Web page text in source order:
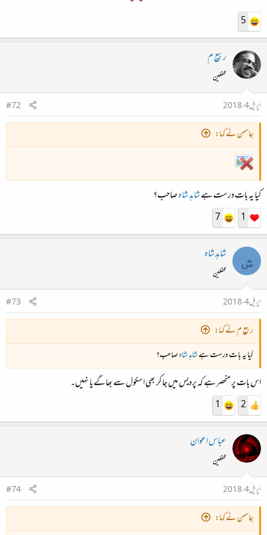
5
ربیع م
محفلین
اپریل 4، 2018
#72
جاسمن نے کہا:
کیا یہ بات درست ہےشاہد شاہصاحب؟
1
7
ش شاہد شاہ
محفلین
اپریل 4، 2018
#73
ربیع م نے کہا:
کیا یہ بات درست ہےشاہد شاہصاحب؟
اس بات پر منحصر ہے کہ پردیس میں جا کر بھی اسکول سے بھاگے یا نہیں۔
2
1
عباس اعوان
محفلین
اپریل 4، 2018
#74
جاسمن نے کہا: